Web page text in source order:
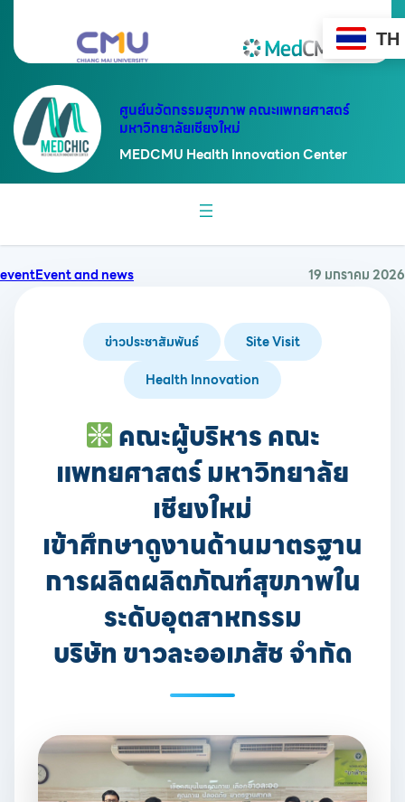
เนื้อหา
ศูนย์นวัตกรรมสุขภาพ คณะแพทยศาสตร์
มหาวิทยาลัยเชียงใหม่
MEDCMU Health Innovation Center
eventEvent and news 19 มกราคม 2026
ข่าวประชาสัมพันธ์
Site Visit
Health Innovation
คณะผู้บริหาร คณะ
แพทยศาสตร์ มหาวิทยาลัย
เชียงใหม่
เข้าศึกษาดูงานด้านมาตรฐาน
การผลิตผลิตภัณฑ์สุขภาพใน
ระดับอุตสาหกรรม
บริษัท ขาวละออเภสัช จำกัด
TH